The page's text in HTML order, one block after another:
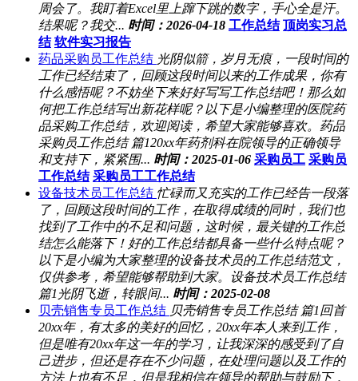
周会了。我盯着Excel里上蹿下跳的数字，手心全是汗。
结果呢？我交... 时间：2026-04-18 工作总结 顶岗实习总
结 软件实习报告
药品采购员工作总结 光阴似箭，岁月无痕，一段时间的
工作已经结束了，回顾这段时间以来的工作成果，你有
什么感悟呢？不妨坐下来好好写写工作总结吧！那么如
何把工作总结写出新花样呢？以下是小编整理的医院药
品采购工作总结，欢迎阅读，希望大家能够喜欢。药品
采购员工作总结 篇120xx年药剂科在院领导的正确领导
和支持下，紧紧围... 时间：2025-01-06 采购员工 采购员
工作总结 采购员工工作总结
设备技术员工作总结 忙碌而又充实的工作已经告一段落
了，回顾这段时间的工作，在取得成绩的同时，我们也
找到了工作中的不足和问题，这时候，最关键的工作总
结怎么能落下！好的工作总结都具备一些什么特点呢？
以下是小编为大家整理的设备技术员的工作总结范文，
仅供参考，希望能够帮助到大家。设备技术员工作总结
篇1光阴飞逝，转眼间... 时间：2025-02-08
贝壳销售专员工作总结 贝壳销售专员工作总结 篇1回首
20xx年，有太多的美好的回忆，20xx年本人来到工作，
但是唯有20xx年这一年的学习，让我深深的感受到了自
己进步，但还是存在不少问题，在处理问题以及工作的
方法上也有不足，但是我相信在领导的帮助与鼓励下，